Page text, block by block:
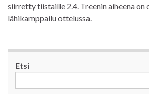
siirretty tiistaille 2.4. Treenin aiheena
lähikamppailu ottelussa.
Etsi